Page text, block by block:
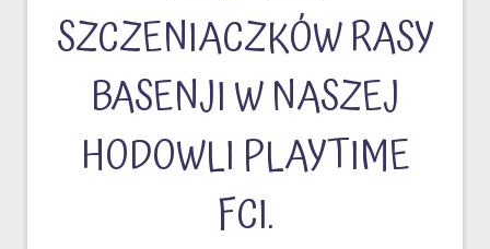
SZCZENIACZKÓW RASY
BASENJI W NASZEJ
HODOWLI PLAYTIME
FCI.